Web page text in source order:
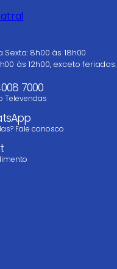
Sexta: 8h00 às 18h00
às 12h00, exceto feriados.
7000
Televendas
Fale conosco